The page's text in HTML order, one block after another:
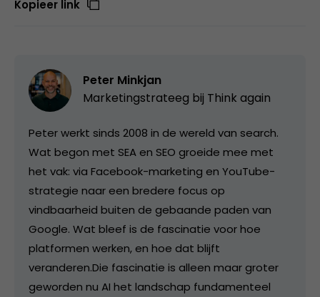
Kopieer link
Peter Minkjan
Marketingstrateeg bij Think again
Peter werkt sinds 2008 in de wereld van search.
Wat begon met SEA en SEO groeide mee met
het vak: via Facebook-marketing en YouTube-
strategie naar een bredere focus op
vindbaarheid buiten de gebaande paden van
Google. Wat bleef is de fascinatie voor hoe
platformen werken, en hoe dat blijft
veranderen.Die fascinatie is alleen maar groter
geworden nu AI het landschap fundamenteel